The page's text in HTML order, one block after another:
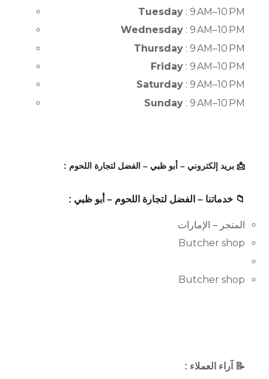
Tuesday : 9 AM–10 PM
Wednesday : 9 AM–10 PM
Thursday : 9 AM–10 PM
Friday : 9 AM–10 PM
Saturday : 9 AM–10 PM
Sunday : 9 AM–10 PM
📩 بريد إلكتروني – أبو ظبي – الفضل لتجارة اللحوم :
📁 خدماتنا – الفضل لتجارة اللحوم – أبو ظبي :
المتجر – الإمارات
Butcher shop
Butcher shop
📝 آراء العملاء :